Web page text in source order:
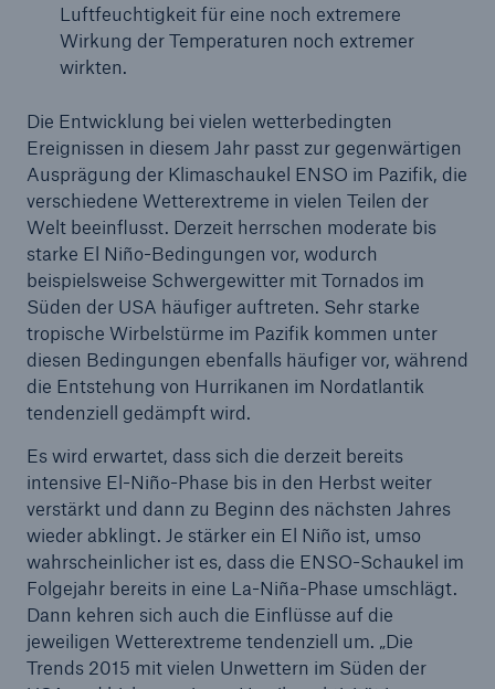
Luftfeuchtigkeit für eine noch extremere
Wirkung der Temperaturen noch extremer
wirkten.
Die Entwicklung bei vielen wetterbedingten
Ereignissen in diesem Jahr passt zur gegenwärtigen
Ausprägung der Klimaschaukel ENSO im Pazifik, die
verschiedene Wetterextreme in vielen Teilen der
Welt beeinflusst. Derzeit herrschen moderate bis
starke El Niño-Bedingungen vor, wodurch
beispielsweise Schwergewitter mit Tornados im
Süden der USA häufiger auftreten. Sehr starke
tropische Wirbelstürme im Pazifik kommen unter
diesen Bedingungen ebenfalls häufiger vor, während
die Entstehung von Hurrikanen im Nordatlantik
tendenziell gedämpft wird.
Es wird erwartet, dass sich die derzeit bereits
intensive El-Niño-Phase bis in den Herbst weiter
verstärkt und dann zu Beginn des nächsten Jahres
wieder abklingt. Je stärker ein El Niño ist, umso
wahrscheinlicher ist es, dass die ENSO-Schaukel im
Folgejahr bereits in eine La-Niña-Phase umschlägt.
Dann kehren sich auch die Einflüsse auf die
jeweiligen Wetterextreme tendenziell um. „Die
Trends 2015 mit vielen Unwettern im Süden der
Unternehmen
Medieninformationen und
Unternehmensnachrichten
Medieninformationen
2015
Seite öffnen
Naturkatastrophenbilanz 2014: Geringere
Schäden durch Wetterextreme und Erdbeben
und steigert die Dividende auf 7,75 €
Munich Re strebt für 2015 Gewinn von 2,5 bis 3
Mrd. € an
ERGO Versicherungsgruppe steigert 2014
Gewinn erneut
ERGO veröffentlicht vierten Kundenbericht